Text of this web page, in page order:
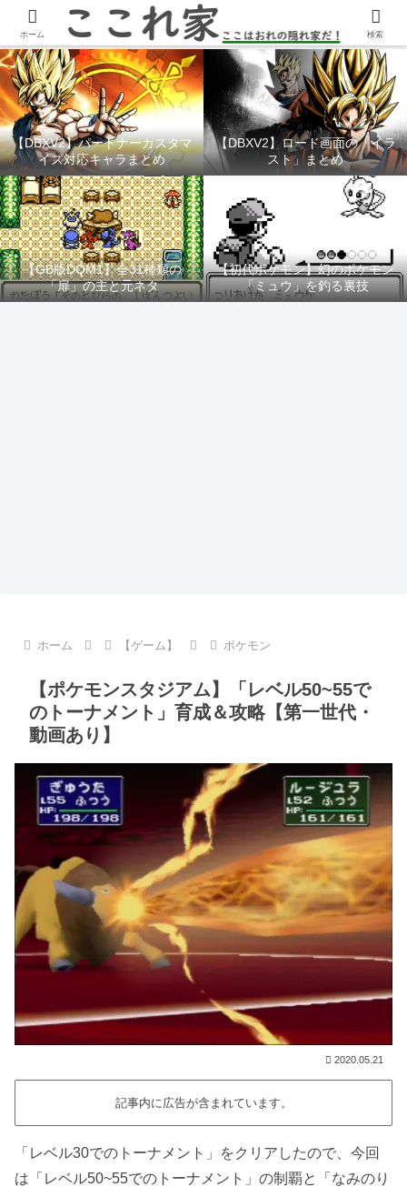
YouTubeチャンネル「ここれ家」
【DBXV2】パートナーカスタマ
イズ対応キャラまとめ
【DBXV2】ロード画面の「イラ
スト」まとめ
【GB版DQM1】全31種類の
「扉」の主と元ネタ
【初代ポケモン】幻のポケモン
「ミュウ」を釣る裏技
ホーム 【ゲーム】 ポケモン
【ポケモンスタジアム】「レベル50~55で
のトーナメント」育成＆攻略【第一世代・
動画あり】
2020.05.21
記事内に広告が含まれています。
「レベル30でのトーナメント」をクリアしたので、今回
は「レベル50~55でのトーナメント」の制覇と「なみのり
ホーム 検索